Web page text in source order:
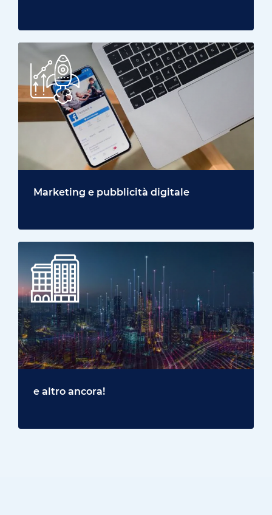
Marketing e pubblicità digitale
e altro ancora!